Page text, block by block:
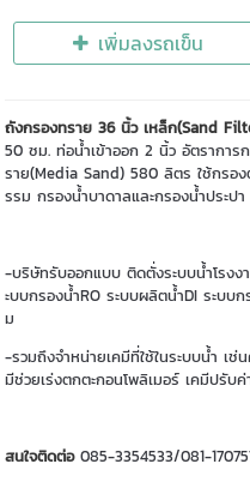
เพิ่มลงรถเข็น
ถังกรองทราย 36 นิ้ว เหล็ก(Sand
50 ซม. ท่อน้ำเข้าออก 2 นิ้ว อัตรากา
ราย(Media Sand) 580 ลิตร ใช้กรอ
รรม กรองน้ำบาดาลและกรองน้ำประปา
-บริษัทรับออกแบบ ติดตั่งระบบน้ำโรง
ะบบกรองน้ำRO ระบบผลิตน้ำDI ระบบ
ม
-รวมถึงจำหน่ายเคมีที่ใช้ในระบบน้ำ เ
มีช่วยเร่งตกตะกอนโพลิเมอร์ เคมีปรับ
สนใจติดต่อ085-3354533/081-